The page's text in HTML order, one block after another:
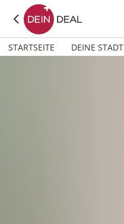
STARTSEITE DEINE STADT